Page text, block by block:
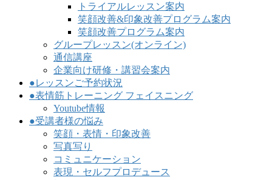
トライアルレッスン案内
笑顔改善&印象改善プログラム案内
笑顔改善プログラム案内
グループレッスン(オンライン)
通信講座
企業向け研修・講習会案内
●レッスンご予約状況
●表情筋トレーニング フェイスニング
Youtube情報
●受講者様の悩み
笑顔・表情・印象改善
写真写り
コミュニケーション
表現・セルフプロデュース